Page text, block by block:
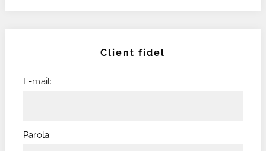
Client fidel
E-mail:
Parola: